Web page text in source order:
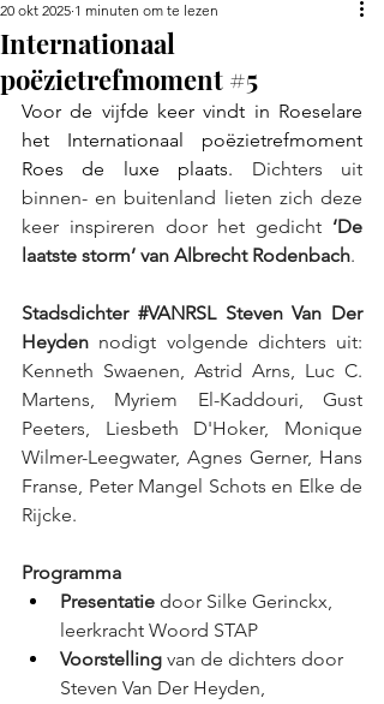
Internationaal
poëzietrefmoment #5
20 okt 2025 1 minuten om te lezen
Voor de vijfde keer vindt in Roeselare
het Internationaal poëzietrefmoment
Roes de luxe plaats. Dichters uit
binnen- en buitenland lieten zich deze
keer inspireren door het gedicht ‘De
laatste storm’ van Albrecht Rodenbach.
Stadsdichter #VANRSL Steven Van Der
Heyden nodigt volgende dichters uit:
Kenneth Swaenen, Astrid Arns, Luc C.
Martens, Myriem El-Kaddouri, Gust
Peeters, Liesbeth D'Hoker, Monique
Wilmer-Leegwater, Agnes Gerner, Hans
Franse, Peter Mangel Schots en Elke de
Rijcke.
Programma
Presentatie door Silke Gerinckx,
leerkracht Woord STAP
Voorstelling van de dichters door
Steven Van Der Heyden,